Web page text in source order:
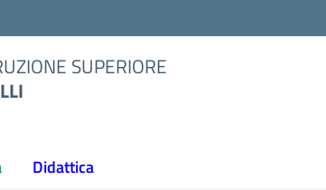
SUPERIORE
Didattica